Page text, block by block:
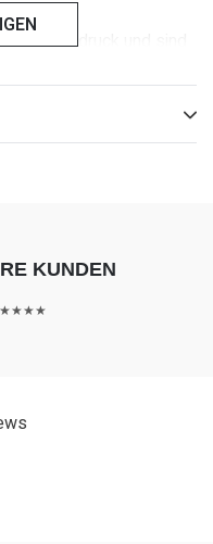
Innendruck und sind
mehrere Produkte
KUNDEN